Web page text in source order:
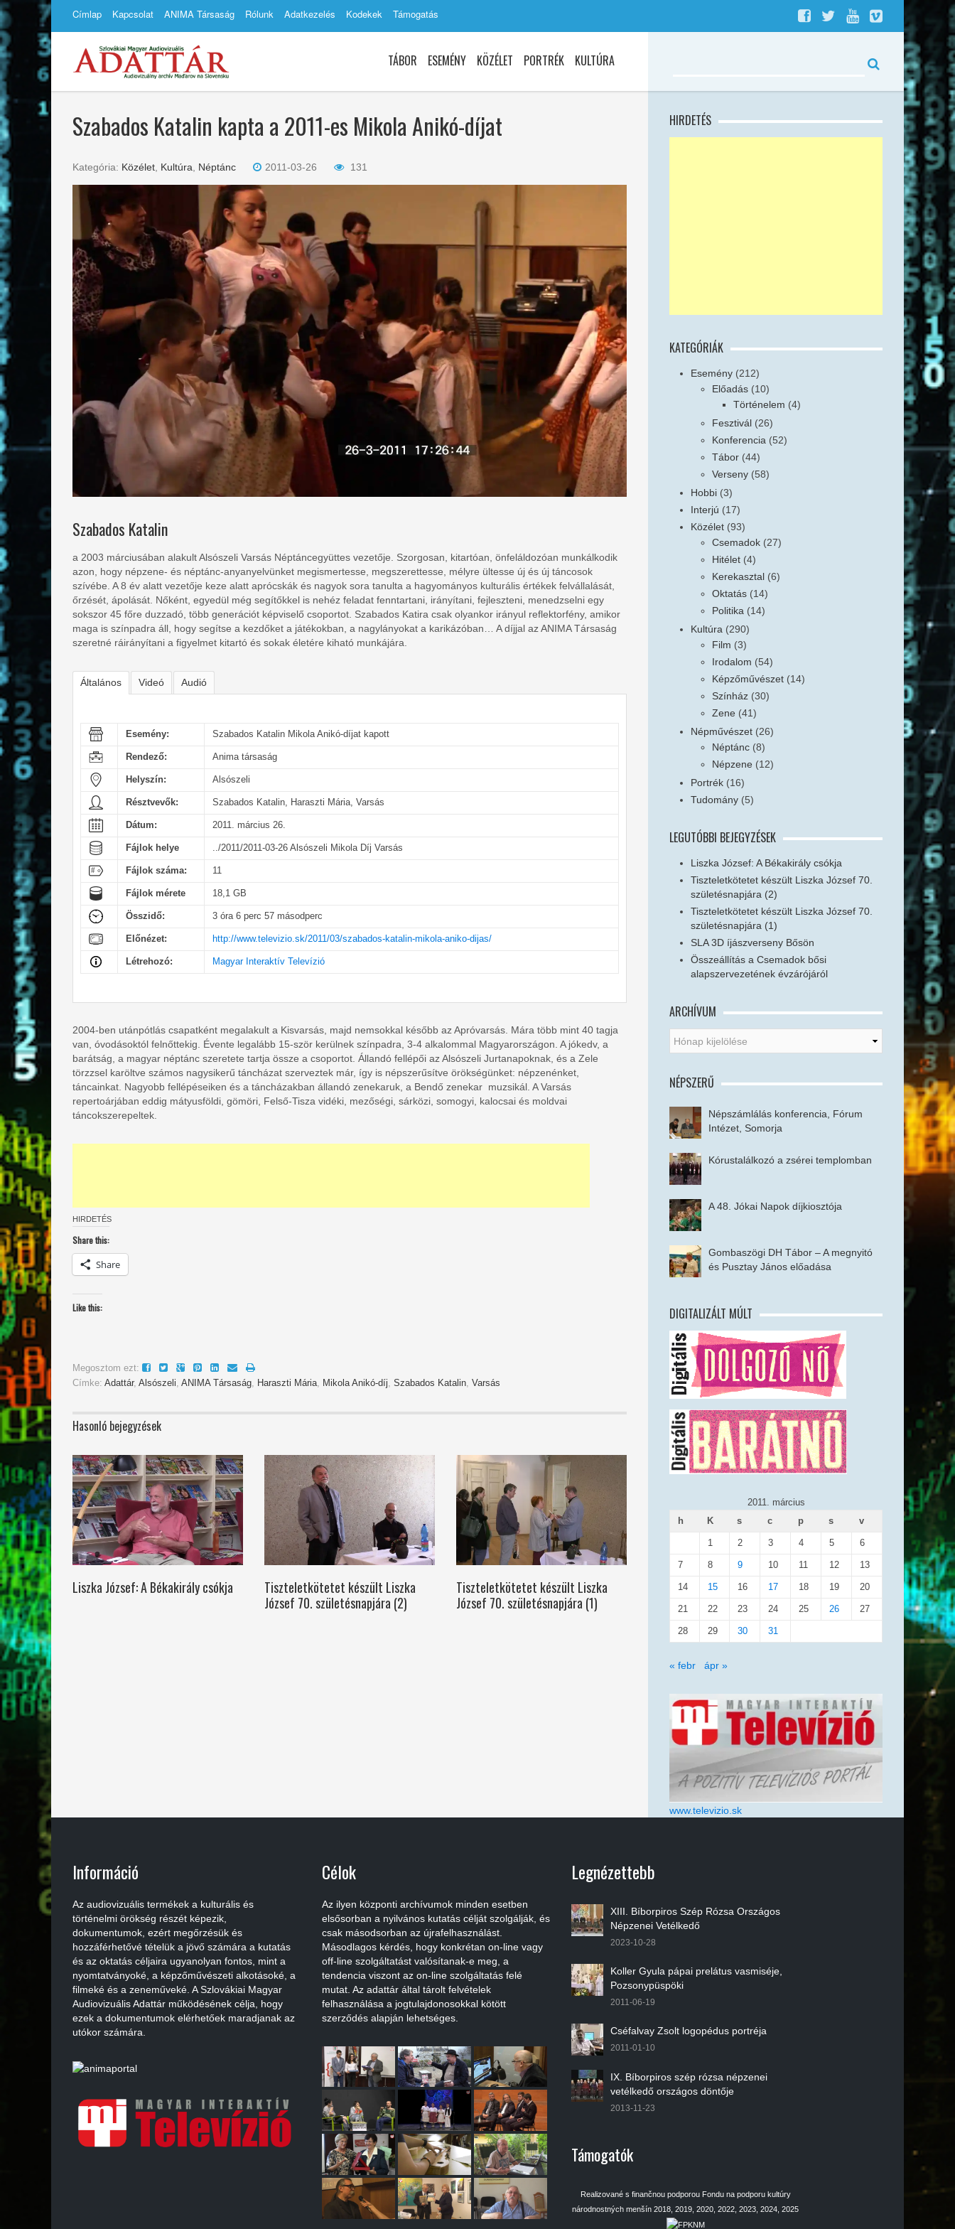
Címlap Kapcsolat ANIMA Társaság Rólunk Adatkezelés Kodekek Támogatás
TÁBOR ESEMÉNY KÖZÉLET PORTRÉK KULTÚRA
Szabados Katalin kapta a 2011-es Mikola Anikó-díjat
Kategória: Közélet Kultúra Néptánc 2011-03-26 131
Szabados Katalin
a 2003 márciusában alakult Alsószeli Varsás Néptáncegyüttes vezetője. Szorgosan, kitartóan, önfeláldozóan munkálkodik
azon, hogy népzene- és néptánc-anyanyelvünket megismertesse, megszerettesse, mélyre ültesse új és új táncosok
szívébe. A 8 év alatt vezetője keze alatt aprócskák és nagyok sora tanulta a hagyományos kulturális értékek felvállalását,
őrzését, ápolását. Nőként, egyedül még segítőkkel is nehéz feladat fenntartani, irányítani, fejleszteni, menedzselni egy
sokszor 45 főre duzzadó, több generációt képviselő csoportot. Szabados Katira csak olyankor irányul reflektorfény, amikor
maga is színpadra áll, hogy segítse a kezdőket a játékokban, a nagylányokat a karikázóban… A díjjal az ANIMA Társaság
szeretné ráirányítani a figyelmet kitartó és sokak életére kiható munkájára.
Általános Videó Audió
Esemény: Szabados Katalin Mikola Anikó-díjat kapott
Rendező: Anima társaság
Helyszín: Alsószeli
Résztvevők: Szabados Katalin, Haraszti Mária, Varsás
Dátum: 2011. március 26.
Fájlok helye ../2011/2011-03-26 Alsószeli Mikola Díj Varsás
Fájlok száma: 11
Fájlok mérete 18,1 GB
Összidő: 3 óra 6 perc 57 másodperc
Előnézet: http://www.televizio.sk/2011/03/szabados-katalin-mikola-aniko-dijas/
Létrehozó: Magyar Interaktív Televízió
2004-ben utánpótlás csapatként megalakult a Kisvarsás, majd nemsokkal később az Apróvarsás. Mára több mint 40 tagja
van, óvodásoktól felnőttekig. Évente legalább 15-ször kerülnek színpadra, 3-4 alkalommal Magyarországon. A jókedv, a
barátság, a magyar néptánc szeretete tartja össze a csoportot. Állandó fellépői az Alsószeli Jurtanapoknak, és a Zele
törzzsel karöltve számos nagysikerű táncházat szerveztek már, így is népszerűsítve örökségünket: népzenénket,
táncainkat. Nagyobb fellépéseiken és a táncházakban állandó zenekaruk, a Bendő zenekar muzsikál. A Varsás
repertoárjában eddig mátyusföldi, gömöri, Felső-Tisza vidéki, mezőségi, sárközi, somogyi, kalocsai és moldvai
táncokszerepeltek.
HIRDETÉS
Share this:
Share
Like this:
Megosztom ezt:
Címke: Adattár, Alsószeli ANIMA Társaság Haraszti Mária Mikola Anikó-díj Szabados Katalin Varsás
Hasonló bejegyzések
Liszka József: A Békakirály csókja
Tiszteletkötetet készült Liszka
József 70. születésnapjára (2)
Tiszteletkötetet készült Liszka
József 70. születésnapjára (1)
HIRDETÉS
KATEGÓRIÁK
Esemény (212)
Előadás (10)
Történelem (4)
Fesztivál (26)
Konferencia (52)
Tábor (44)
Verseny (58)
Hobbi (3)
Interjú (17)
Közélet (93)
Csemadok (27)
Hitélet (4)
Kerekasztal (6)
Oktatás (14)
Politika (14)
Kultúra (290)
Film (3)
Irodalom (54)
Képzőművészet (14)
Színház (30)
Zene (41)
Népművészet (26)
Néptánc (8)
Népzene (12)
Portrék (16)
Tudomány (5)
LEGUTÓBBI BEJEGYZÉSEK
Liszka József: A Békakirály csókja
Tiszteletkötetet készült Liszka József 70.
születésnapjára (2)
Tiszteletkötetet készült Liszka József 70.
születésnapjára (1)
SLA 3D íjászverseny Bősön
Összeállítás a Csemadok bősi
alapszervezetének évzárójáról
ARCHÍVUM
NÉPSZERŰ
Népszámlálás konferencia, Fórum
Intézet, Somorja
Kórustalálkozó a zsérei templomban
A 48. Jókai Napok díjkiosztója
Gombaszögi DH Tábor – A megnyitó
és Pusztay János előadása
DIGITALIZÁLT MÚLT
2011. március
h
K s c p s v
1 2 3 4 5 6
7 8 9 10 11 12 13
14 15 16 17 18 19 20
21 22 23 24 25 26 27
28 29 30 31
« febr ápr »
www.televizio.sk
Információ
Az audiovizuális termékek a kulturális és
történelmi örökség részét képezik,
dokumentumok, ezért megőrzésük és
hozzáférhetővé tételük a jövő számára a kutatás
és az oktatás céljaira ugyanolyan fontos, mint a
nyomtatványoké, a képzőművészeti alkotásoké, a
filmeké és a zeneműveké. A Szlovákiai Magyar
Audiovizuális Adattár működésének célja, hogy
ezek a dokumentumok elérhetőek maradjanak az
utókor számára.
Célok
Az ilyen központi archívumok minden esetben
elsősorban a nyilvános kutatás célját szolgálják, és
csak másodsorban az újrafelhasználást.
Másodlagos kérdés, hogy konkrétan on-line vagy
off-line szolgáltatást valósítanak-e meg, a
tendencia viszont az on-line szolgáltatás felé
mutat. Az adattár által tárolt felvételek
felhasználása a jogtulajdonosokkal kötött
szerződés alapján lehetséges.
Legnézettebb
XIII. Bíborpiros Szép Rózsa Országos
Népzenei Vetélkedő
2023-10-28
Koller Gyula pápai prelátus vasmiséje,
Pozsonypüspöki
2011-06-19
Cséfalvay Zsolt logopédus portréja
2011-01-10
IX. Bíborpiros szép rózsa népzenei
vetélkedő országos döntője
2013-11-23
Támogatók
Realizované s finančnou podporou Fondu na podporu kultúry
národnostných menšín 2018, 2019, 2020, 2022, 2023, 2024, 2025